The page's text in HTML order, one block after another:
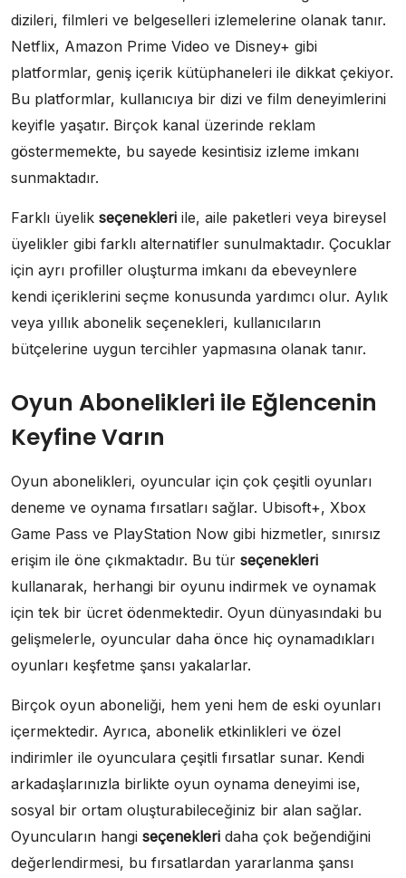
dizileri, filmleri ve belgeselleri izlemelerine olanak tanır.
Netflix, Amazon Prime Video ve Disney+ gibi
platformlar, geniş içerik kütüphaneleri ile dikkat çekiyor.
Bu platformlar, kullanıcıya bir dizi ve film deneyimlerini
keyifle yaşatır. Birçok kanal üzerinde reklam
göstermemekte, bu sayede kesintisiz izleme imkanı
sunmaktadır.
Farklı üyelik seçenekleri ile, aile paketleri veya bireysel
üyelikler gibi farklı alternatifler sunulmaktadır. Çocuklar
için ayrı profiller oluşturma imkanı da ebeveynlere
kendi içeriklerini seçme konusunda yardımcı olur. Aylık
veya yıllık abonelik seçenekleri, kullanıcıların
bütçelerine uygun tercihler yapmasına olanak tanır.
Oyun Abonelikleri ile Eğlencenin
Keyfine Varın
Oyun abonelikleri, oyuncular için çok çeşitli oyunları
deneme ve oynama fırsatları sağlar. Ubisoft+, Xbox
Game Pass ve PlayStation Now gibi hizmetler, sınırsız
erişim ile öne çıkmaktadır. Bu tür seçenekleri
kullanarak, herhangi bir oyunu indirmek ve oynamak
için tek bir ücret ödenmektedir. Oyun dünyasındaki bu
gelişmelerle, oyuncular daha önce hiç oynamadıkları
oyunları keşfetme şansı yakalarlar.
Birçok oyun aboneliği, hem yeni hem de eski oyunları
içermektedir. Ayrıca, abonelik etkinlikleri ve özel
indirimler ile oyunculara çeşitli fırsatlar sunar. Kendi
arkadaşlarınızla birlikte oyun oynama deneyimi ise,
sosyal bir ortam oluşturabileceğiniz bir alan sağlar.
Oyuncuların hangi seçenekleri daha çok beğendiğini
değerlendirmesi, bu fırsatlardan yararlanma şansı